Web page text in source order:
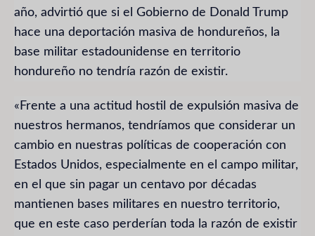
año, advirtió que si el Gobierno de Donald Trump
hace una deportación masiva de hondureños, la
base militar estadounidense en territorio
hondureño no tendría razón de existir.
«Frente a una actitud hostil de expulsión masiva de
nuestros hermanos, tendríamos que considerar un
cambio en nuestras políticas de cooperación con
Estados Unidos, especialmente en el campo militar,
en el que sin pagar un centavo por décadas
mantienen bases militares en nuestro territorio,
que en este caso perderían toda la razón de existir